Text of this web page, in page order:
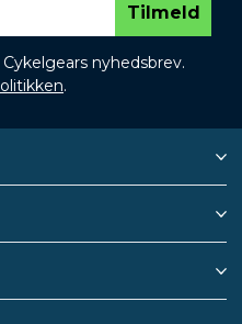
Tilmeld
nyhedsbrev.
.